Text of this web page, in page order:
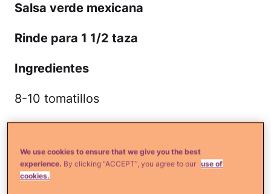
Salsa verde mexicana
Rinde para 1 1/2 taza
Ingredientes
8-10 tomatillos
3-4 dientes de ajo
We use cookies to ensure that we give you the best
experience. By clicking “ACCEPT”, you agree to our use of
cookies.